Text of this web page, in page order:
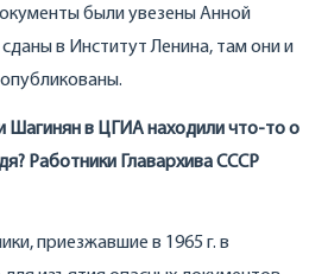
были увезены Анной
в Институт Ленина, там они и
опубликованы.
Шагинян в ЦГИА находили что-то о
Работники Главархива СССР
приезжавшие в 1965 г. в